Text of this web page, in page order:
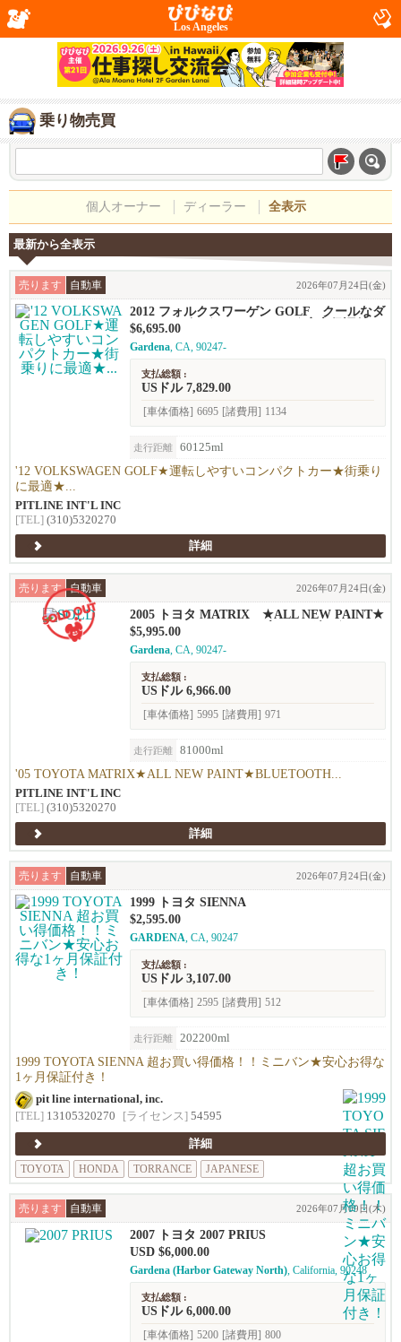
Los Angeles
乗り物売買
個人オーナー ディーラー 全表示
最新から全表示
売ります 自動車 2026年07月24日(金)
2012 フォルクスワーゲン GOLF クールなダ
ークネイビー☆ハッチバック★安心保証付き
★
$6,695.00
Gardena, CA, 90247-
支払総額 :
USドル 7,829.00
[車体価格] 6695 [諸費用] 1134
走行距離 60125ml
'12 VOLKSWAGEN GOLF★運転しやすいコンパクトカー★街乗り
に最適★...
PITLINE INT'L INC
[TEL] (310)5320270
詳細
売ります 自動車 2026年07月24日(金)
2005 トヨタ MATRIX ★ALL NEW PAINT★
BLUETOOTH、ドライブレコーダー★
$5,995.00
Gardena, CA, 90247-
支払総額 :
USドル 6,966.00
[車体価格] 5995 [諸費用] 971
走行距離 81000ml
'05 TOYOTA MATRIX★ALL NEW PAINT★BLUETOOTH...
PITLINE INT'L INC
[TEL] (310)5320270
詳細
売ります 自動車 2026年07月24日(金)
1999 トヨタ SIENNA
$2,595.00
GARDENA, CA, 90247
支払総額 :
USドル 3,107.00
[車体価格] 2595 [諸費用] 512
走行距離 202200ml
1999 TOYOTA SIENNA 超お買い得価格！！ミニバン★安心お得な
1ヶ月保証付き！
pit line international, inc.
[TEL] 13105320270 [ライセンス] 54595
詳細
TOYOTA
HONDA TORRANCE JAPANESE
売ります 自動車 2026年07月09日(木)
2007 トヨタ 2007 PRIUS
USD $6,000.00
Gardena (Harbor Gateway North), California, 90248
支払総額 :
USドル 6,000.00
[車体価格] 5200 [諸費用] 800